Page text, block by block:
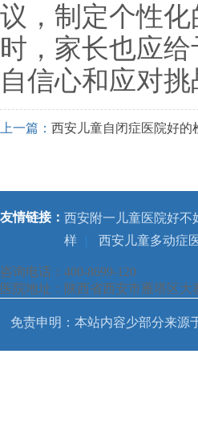
议，制定个性
时，家长也应
自信心和应对挑
上一篇： 西安儿童自闭症医院好的
友情链接： 西安附一儿童医院好不
样
| 西安儿童多动症
咨询电话：400-8699-120
医院地址：陕西省西安市雁塔区
免责申明：本站内容少部分来源